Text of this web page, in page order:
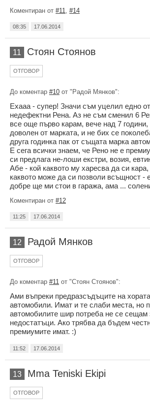
Коментиран от #11, #14
08:35 17.06.2014
11 Стоян Стоянов
ОТГОВОР
До коментар #10 от "Радой Мянков":
Ехааа - супер! Значи съм уцелил едно
недефектни Рена. Аз не съм сменил 6
все още първо карам, вече над 7
доволен от марката, и не бих се
друга годинка пак от същата марка
Е сега всички знаем, че Рено не е
си предлага не-лоши екстри, возия,
Абе - кой каквото му харесва да си кара,
каквото може да си позволи всъщност -
добре ще ми стои в гаража, ама ...
Коментиран от #12
11:25 17.06.2014
12 Радой Мянков
ОТГОВОР
До коментар #11 от "Стоян Стоянов":
Ами въпреки предразсъдъците на
автомобили. Имат и те слаби места, но
автомобилите шир потреба не се сещам
недостатъци. Ако трябва да бъдем
премиумите имат. :)
11:52 17.06.2014
13 Mma Teniski Ekipi
ОТГОВОР